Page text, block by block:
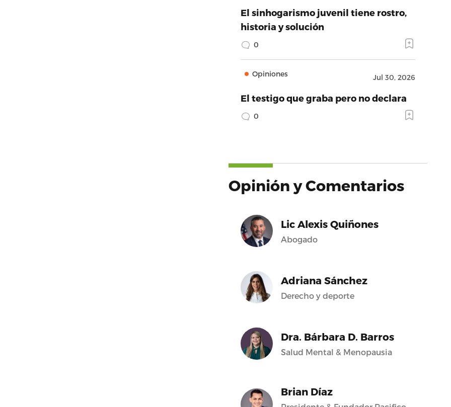
El sinhogarismo juvenil tiene rostro,
historia y solución
0
Opiniones Jul 30, 2026
El testigo que graba pero no declara
0
Opinión y Comentarios
Lic Alexis Quiñones
Abogado
Adriana Sánchez
Derecho y deporte
Dra. Bárbara D. Barros
Salud Mental & Menopausia
Brian Díaz